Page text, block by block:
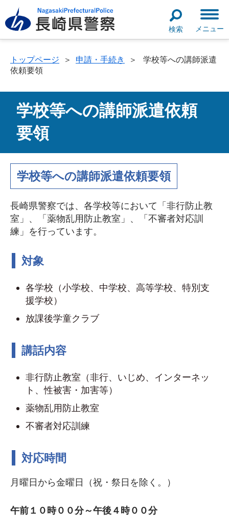
検索 メニュー
トップページ ＞ 申請・手続き ＞
学校等への講師派遣
依頼要領
学校等への講師派遣依頼
要領
学校等への講師派遣依頼要領
長崎県警察では、各学校等において「非行防止教
室」、「薬物乱用防止教室」、「不審者対応訓
練」を行っています。
対象
各学校（小学校、中学校、高等学校、特別支
援学校）
放課後学童クラブ
講話内容
非行防止教室（非行、いじめ、インターネッ
ト、性被害・加害等）
薬物乱用防止教室
不審者対応訓練
対応時間
月曜日から金曜日（祝・祭日を除く。）
午前１０時００分～午後４時００分